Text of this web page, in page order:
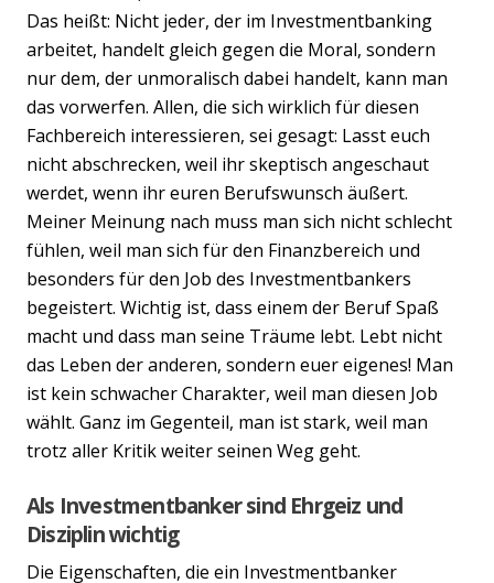
Das heißt: Nicht jeder, der im Investmentbanking
arbeitet, handelt gleich gegen die Moral, sondern
nur dem, der unmoralisch dabei handelt, kann man
das vorwerfen. Allen, die sich wirklich für diesen
Fachbereich interessieren, sei gesagt: Lasst euch
nicht abschrecken, weil ihr skeptisch angeschaut
werdet, wenn ihr euren Berufswunsch äußert.
Meiner Meinung nach muss man sich nicht schlecht
fühlen, weil man sich für den Finanzbereich und
besonders für den Job des Investmentbankers
begeistert. Wichtig ist, dass einem der Beruf Spaß
macht und dass man seine Träume lebt. Lebt nicht
das Leben der anderen, sondern euer eigenes! Man
ist kein schwacher Charakter, weil man diesen Job
wählt. Ganz im Gegenteil, man ist stark, weil man
trotz aller Kritik weiter seinen Weg geht.
Als Investmentbanker sind Ehrgeiz und
Disziplin wichtig
Die Eigenschaften, die ein Investmentbanker